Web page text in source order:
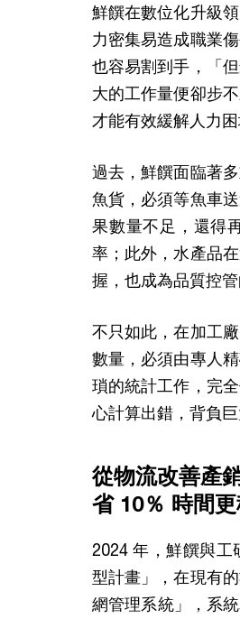
鮮饌在數位化升級
力密集易造成職業
也容易割到手，「
大的工作量便卻步
才能有效緩解人力困
過去，鮮饌面臨著
魚貨，必須等魚車
果數量不足，還得
率；此外，水產品
握，也成為品質控管
不只如此，在加工
數量，必須由專人
瑣的統計工作，完
心計算出錯，背負巨
從物流改善產
省 10％ 時間
2024 年，鮮饌與
型計畫」，在現有
網管理系統」，系